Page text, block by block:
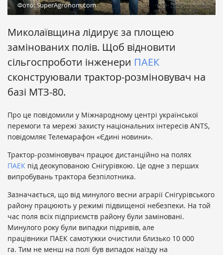
Фото: SuperAgronom.com
Миколаївщина лідирує за площею
замінованих полів. Щоб відновити
сільгоспроботи інженери ПАЕК
сконструювали трактор-розміновувач на
базі МТЗ-80.
Про це повідомили у Міжнародному центрі української
перемоги та мережі захисту національних інтересів ANTS,
повідомляє Телемарафон «Єдині новини».
Трактор-розміновувач працює дистанційно на полях
ПАЕК під деокупованою Снігурівкою. Це одне з перших
випробувань трактора безпілотника.
Зазначається, що від минулого весни аграрії Снігурівського
району працюють у режимі підвищеної небезпеки. На той
час поля всіх підприємств району були заміновані.
Минулого року були випадки підривів, але
працівники ПАЕК самотужки очистили близько 10 000
га. Тим не менш на полі був випадок наїзду на